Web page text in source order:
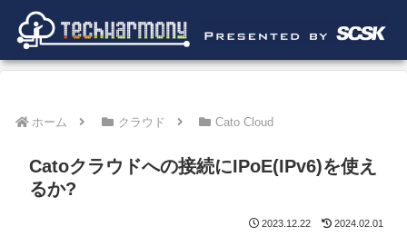
ホーム クラウド Cato Cloud
Catoクラウドへの接続にIPoE(IPv6)を使え
るか?
2023.12.22 2024.02.01